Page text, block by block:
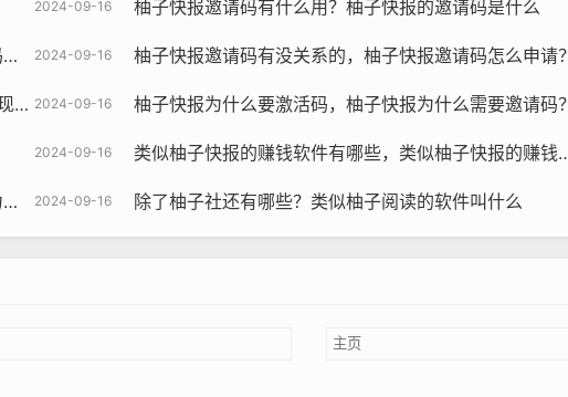
2024-09-16 柚子快报邀请码有什么用？柚子快报的邀请码是什么
2024-09-16 柚子快报邀请码有没关系的，柚子快报邀请码怎么申请？
2024-09-16 柚子快报为什么要激活码，柚子快报为什么需要邀请码？
2024-09-16 类似柚子快报的赚钱软件有哪些，类似柚子快报的赚钱软件是真的吗
2024-09-16 除了柚子社还有哪些？类似柚子阅读的软件叫什么